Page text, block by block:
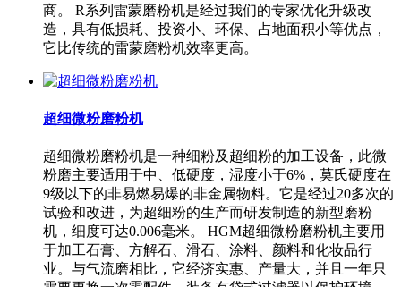
商。 R系列雷蒙磨粉机是经过我们的专家优化升级改
造，具有低损耗、投资小、环保、占地面积小等优点，
它比传统的雷蒙磨粉机效率更高。
超细微粉磨粉机
超细微粉磨粉机是一种细粉及超细粉的加工设备，此微
粉磨主要适用于中、低硬度，湿度小于6%，莫氏硬度在
9级以下的非易燃易爆的非金属物料。它是经过20多次的
试验和改进，为超细粉的生产而研发制造的新型磨粉
机，细度可达0.006毫米。 HGM超细微粉磨粉机主要用
于加工石膏、方解石、滑石、涂料、颜料和化妆品行
业。与气流磨相比，它经济实惠、产量大，并且一年只